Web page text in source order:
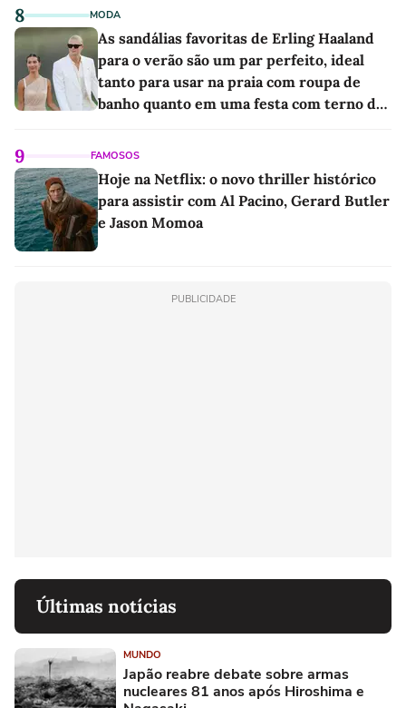
8 MODA
As sandálias favoritas de Erling Haaland
para o verão são um par perfeito, ideal
tanto para usar na praia com roupa de
banho quanto em uma festa com terno de
9 FAMOSOS
Hoje na Netflix: o novo thriller histórico
para assistir com Al Pacino, Gerard Butler
e Jason Momoa
PUBLICIDADE
Últimas notícias
MUNDO
Japão reabre debate sobre armas
nucleares 81 anos após Hiroshima e